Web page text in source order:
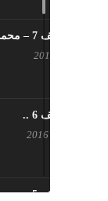
يوم مختلف 7 – محمود عيسى
يوم مختلف 6 ..
يوم مختلف 5 ..